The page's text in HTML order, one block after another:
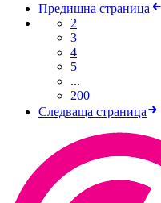
Предишна страница
2
3
4
5
...
200
Следваща страница